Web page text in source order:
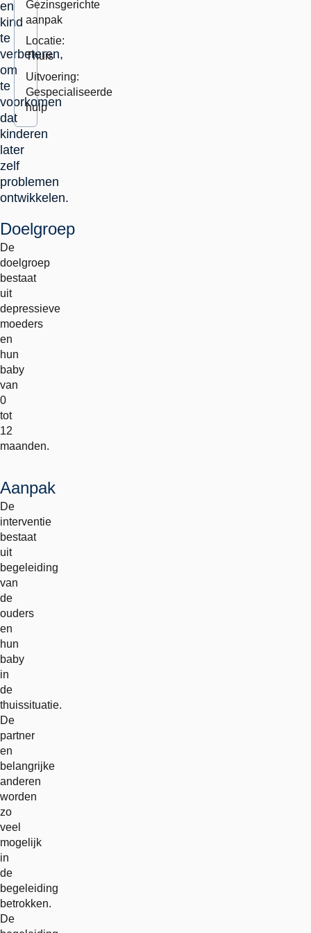
en
kind
te
verbeteren,
om
te
voorkomen
dat
kinderen
later
zelf
problemen
ontwikkelen.
Gezinsgerichte
aanpak
Locatie:
Thuis
Uitvoering:
Gespecialiseerde
hulp
Doelgroep
De
doelgroep
bestaat
uit
depressieve
moeders
en
hun
baby
van
0
tot
12
maanden.
Aanpak
De
interventie
bestaat
uit
begeleiding
van
de
ouders
en
hun
baby
in
de
thuissituatie.
De
partner
en
belangrijke
anderen
worden
zo
veel
mogelijk
in
de
begeleiding
betrokken.
De